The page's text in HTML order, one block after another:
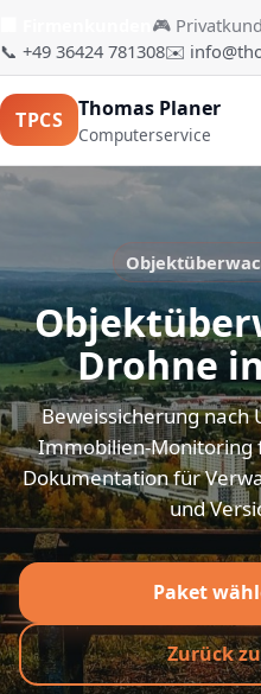
🎮
📞 +49 36424 781308✉️
TPCS Thomas Planer
Computerservice
Drohne
Beweissicherung nach
Immobilien-Monitoring
Dokumentation für
und
Paket
Zurück